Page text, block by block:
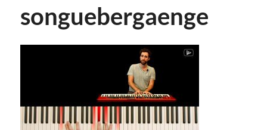
songuebergaenge